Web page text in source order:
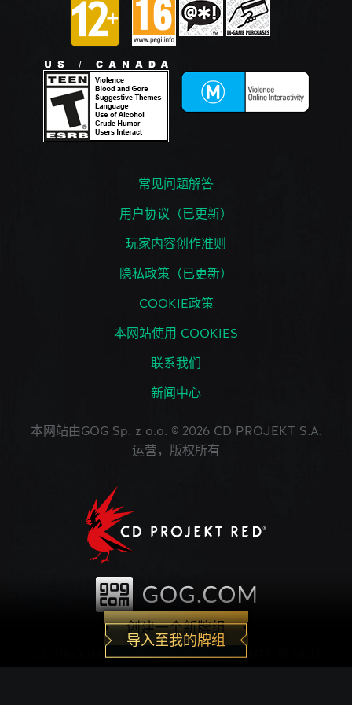
创建一个新牌组
导入至我的牌组
常见问题解答
用户协议（已更新）
玩家内容创作准则
隐私政策（已更新）
COOKIE政策
本网站使用 COOKIES
联系我们
新闻中心
本网站由GOG Sp. z o.o. © 2026 CD PROJEKT S.A.
运营，版权所有
CD PROJEKT®, The Witcher®, GWENT® 是由CD